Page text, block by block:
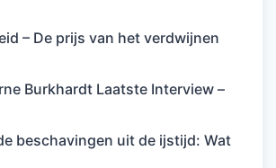
– De prijs van het verdwijnen
Burkhardt Laatste Interview –
beschavingen uit de ijstijd: Wat